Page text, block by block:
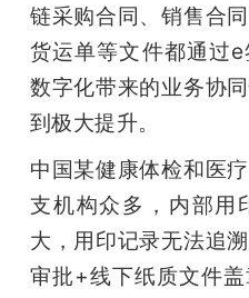
链采购合同、销售合
货运单等文件都通过
数字化带来的业务协
到极大提升。
中国某健康体检和医
支机构众多，内部用
大，用印记录无法追
审批+线下纸质文件